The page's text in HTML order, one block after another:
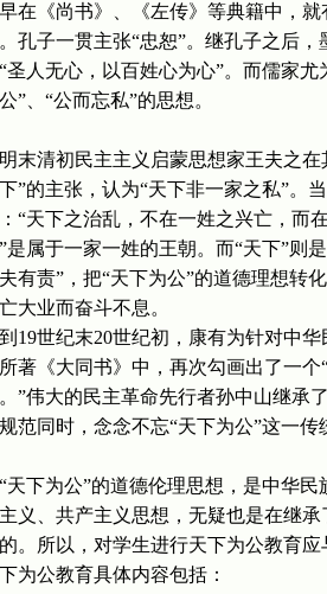
在《尚书》、《左传》等典籍中，就
孔子一贯主张“忠恕”。继孔子之后，
圣人无心，以百姓心为心”。而儒家
”、“公而忘私”的思想。
末清初民主主义启蒙思想家王夫之在
”的主张，认为“天下非一家之私”。
“天下之治乱，不在一姓之兴亡，而
是属于一家一姓的王朝。而“天下”则
有责”，把“天下为公”的道德理想转
大业而奋斗不息。
19世纪末20世纪初，康有为针对中
著《大同书》中，再次勾画出了一
”伟大的民主革命先行者孙中山继承
范同时，念念不忘“天下为公”这一传
下为公”的道德伦理思想，是中华民
义、共产主义思想，无疑也是在继
。所以，对学生进行天下为公教育
为公教育具体内容包括：